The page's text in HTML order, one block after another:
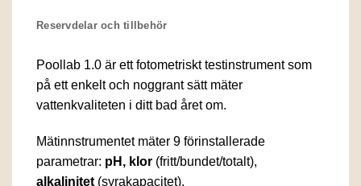
Reservdelar och tillbehör
Poollab 1.0 är ett fotometriskt testinstrument som
på ett enkelt och noggrant sätt mäter
vattenkvaliteten i ditt bad året om.
Mätinnstrumentet mäter 9 förinstallerade
parametrar: pH, klor (fritt/bundet/totalt),
alkalinitet(syrakapacitet),